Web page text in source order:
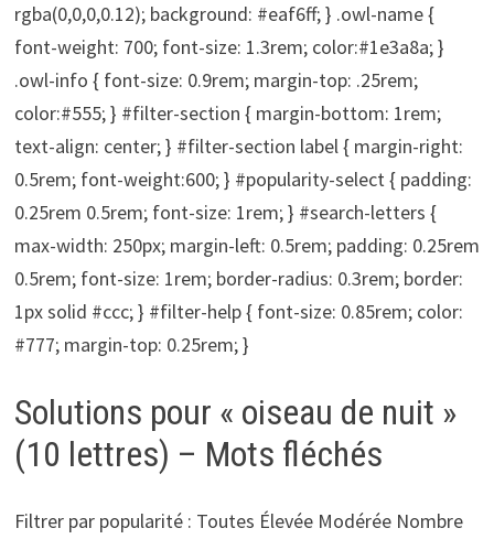
rgba(0,0,0,0.12); background: #eaf6ff; } .owl-name {
font-weight: 700; font-size: 1.3rem; color:#1e3a8a; }
.owl-info { font-size: 0.9rem; margin-top: .25rem;
color:#555; } #filter-section { margin-bottom: 1rem;
text-align: center; } #filter-section label { margin-right:
0.5rem; font-weight:600; } #popularity-select { padding:
0.25rem 0.5rem; font-size: 1rem; } #search-letters {
max-width: 250px; margin-left: 0.5rem; padding: 0.25rem
0.5rem; font-size: 1rem; border-radius: 0.3rem; border:
1px solid #ccc; } #filter-help { font-size: 0.85rem; color:
#777; margin-top: 0.25rem; }
Solutions pour « oiseau de nuit »
(10 lettres) – Mots fléchés
Filtrer par popularité : Toutes Élevée Modérée Nombre